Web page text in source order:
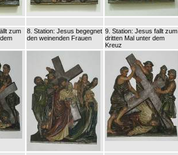
zum
8. Station: Jesus begegnet
den weinenden Frauen
9. Station: Jesus fallt zum
dritten Mal unter dem
Kreuz